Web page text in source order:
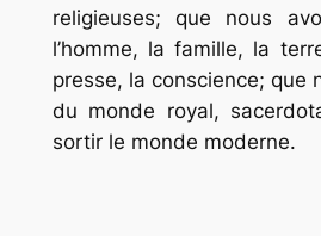
religieuses; que nous
l’homme, la famille, la
presse, la conscience; que
du monde royal,
sortir le monde moderne.